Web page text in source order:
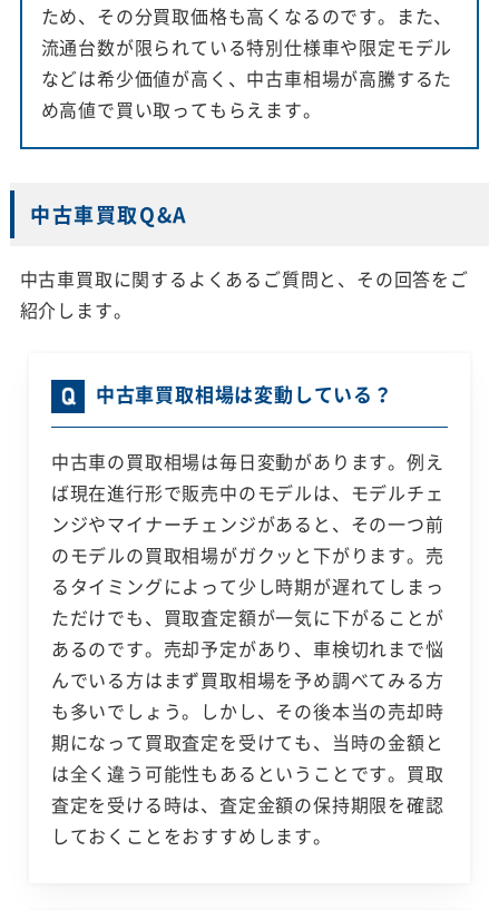
ため、その分買取価格も高くなるのです。また、
流通台数が限られている特別仕様車や限定モデル
などは希少価値が高く、中古車相場が高騰するた
め高値で買い取ってもらえます。
中古車買取Q&A
中古車買取に関するよくあるご質問と、その回答をご
紹介します。
中古車買取相場は変動している？
中古車の買取相場は毎日変動があります。例え
ば現在進行形で販売中のモデルは、モデルチェ
ンジやマイナーチェンジがあると、その一つ前
のモデルの買取相場がガクッと下がります。売
るタイミングによって少し時期が遅れてしまっ
ただけでも、買取査定額が一気に下がることが
あるのです。売却予定があり、車検切れまで悩
んでいる方はまず買取相場を予め調べてみる方
も多いでしょう。しかし、その後本当の売却時
期になって買取査定を受けても、当時の金額と
は全く違う可能性もあるということです。買取
査定を受ける時は、査定金額の保持期限を確認
しておくことをおすすめします。